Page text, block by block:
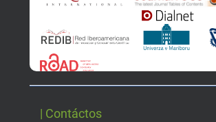
| Contáctos